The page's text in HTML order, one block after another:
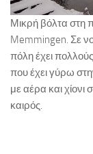
Μικρή βόλτα στη
Memmingen. Σε
πόλη έχει
που έχει γύρω
με αέρα και χίονι
καιρός.